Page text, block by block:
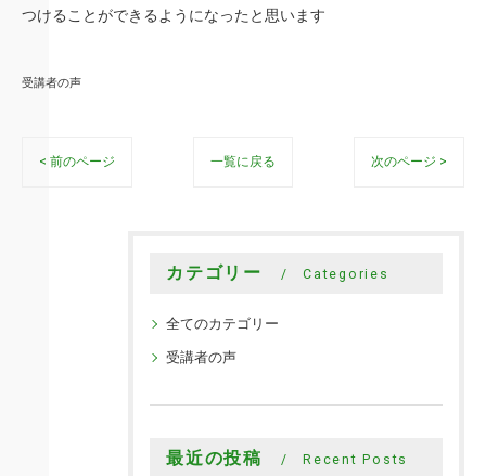
つけることができるようになったと思います
受講者の声
< 前のページ 一覧に戻る 次のページ >
カテゴリー Categories
全てのカテゴリー
受講者の声
最近の投稿 Recent Posts